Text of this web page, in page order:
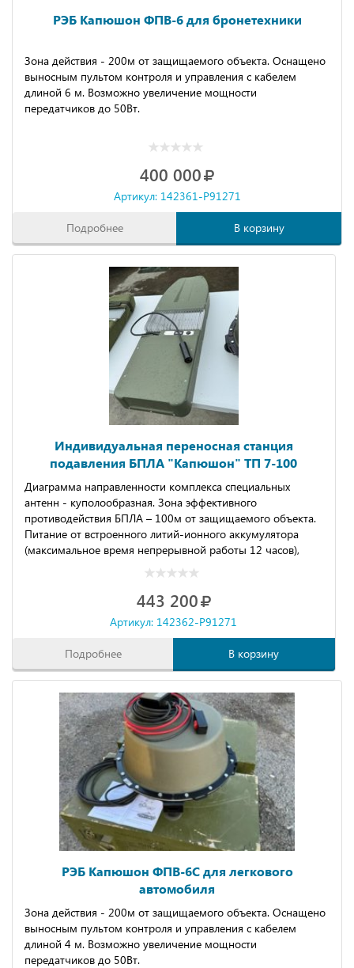
РЭБ Капюшон ФПВ-6 для бронетехники
Зона действия - 200м от защищаемого объекта. Оснащено
выносным пультом контроля и управления с кабелем
длиной 6 м. Возможно увеличение мощности
передатчиков до 50Вт.
400 000
Артикул: 142361-P91271
Подробнее В корзину
Индивидуальная переносная станция
подавления БПЛА "Капюшoн" ТП 7-100
Диаграмма направленности комплекса специальных
антенн - куполообразная. Зона эффективного
противодействия БПЛА – 100м от защищаемого объекта.
Питание от встроенного литий-ионного аккумулятора
(максимальное время непрерывной работы 12 часов),
укомплектовано зарядным устройством с питанием от
443 200
Артикул: 142362-P91271
Подробнее В корзину
РЭБ Капюшон ФПВ-6С для легкового
автомобиля
Зона действия - 200м от защищаемого объекта. Оснащено
выносным пультом контроля и управления с кабелем
длиной 4 м. Возможно увеличение мощности
передатчиков до 50Вт.